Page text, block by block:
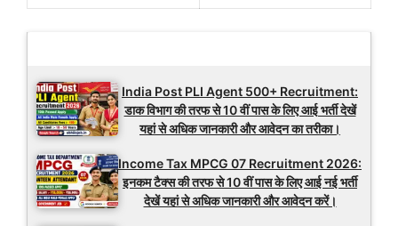
India Post PLI Agent 500+ Recruitment:
डाक विभाग की तरफ से 10 वीं पास के लिए आई भर्ती देखें
यहां से अधिक जानकारी और आवेदन का तरीका।
Income Tax MPCG 07 Recruitment 2026:
इनकम टैक्स की तरफ से 10 वीं पास के लिए आई नई भर्ती
देखें यहां से अधिक जानकारी और आवेदन करें।